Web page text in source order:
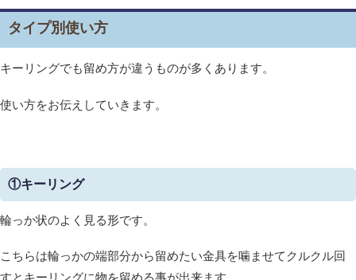
タイプ別使い方
キーリングでも留め方が違うものが多くあります。
使い方をお伝えしていきます。
①キーリング
輪っか状のよく見る形です。
こちらは輪っかの端部分から留めたい金具を噛ませてクルクル回